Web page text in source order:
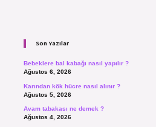
Son Yazılar
Bebeklere bal kabağı nasıl yapılır ?
Ağustos 6, 2026
Karından kök hücre nasıl alınır ?
Ağustos 5, 2026
Avam tabakası ne demek ?
Ağustos 4, 2026